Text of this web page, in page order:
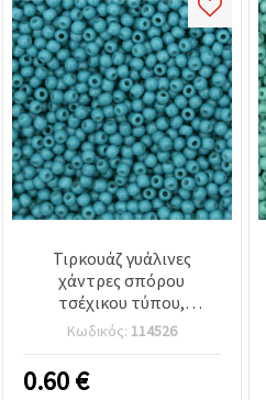
Τιρκουάζ γυάλινες
χάντρες σπόρου
τσέχικου τύπου,
στρογγυλές 2 mm,
μονόχρωμες, 15 g (περ.
2.050 τμχ)
Κωδικός: 114526
0.60€